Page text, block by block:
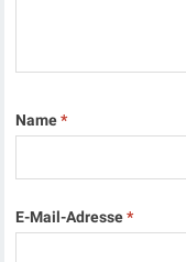
Name*
E-Mail-Adresse*